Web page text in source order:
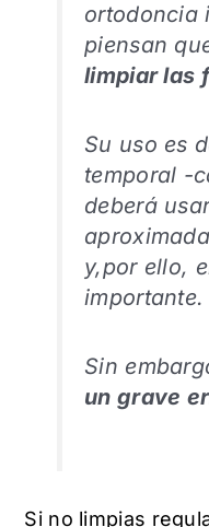
ortodoncia
piensan
limpiar las
Su uso es
temporal -
deberá
y,por ello,
importante.
Sin
un grave
Si no limpias